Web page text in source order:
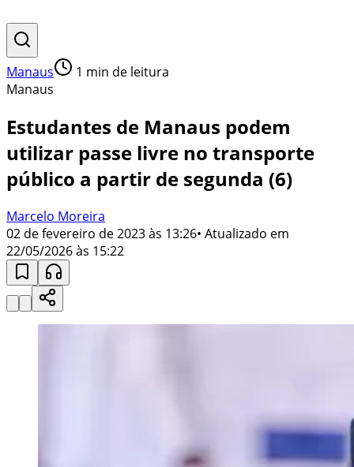
Manaus 1 min de leitura
Manaus
Estudantes de Manaus podem
utilizar passe livre no transporte
público a partir de segunda (6)
Marcelo Moreira
02 de fevereiro de 2023 às 13:26• Atualizado em
22/05/2026 às 15:22